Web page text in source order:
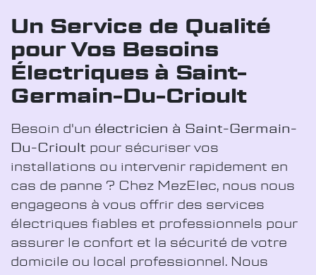
Un Service de Qualité
pour Vos Besoins
Électriques à Saint-
Germain-Du-Crioult
Besoin d'un électricien à Saint-Germain-
Du-Crioult pour sécuriser vos
installations ou intervenir rapidement en
cas de panne ? Chez MezElec, nous nous
engageons à vous offrir des services
électriques fiables et professionnels pour
assurer le confort et la sécurité de votre
domicile ou local professionnel. Nous